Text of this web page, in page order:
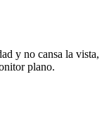
y no cansa la vista,
plano.